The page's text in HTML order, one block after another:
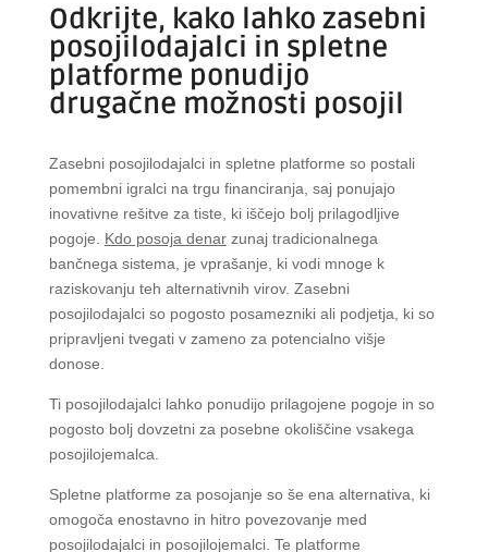
Odkrijte, kako lahko zasebni
posojilodajalci in spletne
platforme ponudijo
drugačne možnosti posojil
Zasebni posojilodajalci in spletne platforme so postali
pomembni igralci na trgu financiranja, saj ponujajo
inovativne rešitve za tiste, ki iščejo bolj prilagodljive
pogoje. Kdo posoja denarzunaj tradicionalnega
bančnega sistema, je vprašanje, ki vodi mnoge k
raziskovanju teh alternativnih virov. Zasebni
posojilodajalci so pogosto posamezniki ali podjetja, ki so
pripravljeni tvegati v zameno za potencialno višje
donose.
Ti posojilodajalci lahko ponudijo prilagojene pogoje in so
pogosto bolj dovzetni za posebne okoliščine vsakega
posojilojemalca.
Spletne platforme za posojanje so še ena alternativa, ki
omogoča enostavno in hitro povezovanje med
posojilodajalci in posojilojemalci. Te platforme